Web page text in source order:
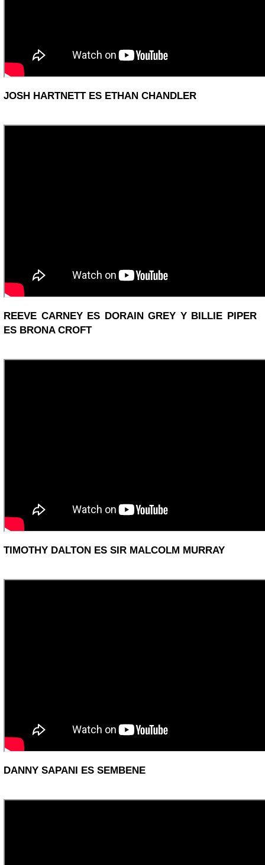
JOSH HARTNETTES ETHAN CHANDLER
REEVE CARNEY ES DORAIN GREY Y BILLIE PIPER
ES BRONA CROFT
TIMOTHY DALTON ES SIR MALCOLM MURRAY
DANNY SAPANI ES SEMBENE